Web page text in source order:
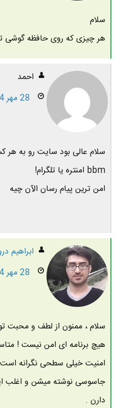
سلام
هر چیزی که روی حافظه گوشی
احمد
28 مهر 1394
سلام عالی بود سایت رو به هر
bbm امنتره یا تلگرام!
امن ترین پیام رسان الآن چیه
ابراهیم
28 مهر 1394
سلام ، ممنون از لطف و محبت
هیچ برنامه ای امن نیست !
امنیت خیلی سطحی نگرانه است
جاسوسی نوشته میشن و اغلب
دارن .